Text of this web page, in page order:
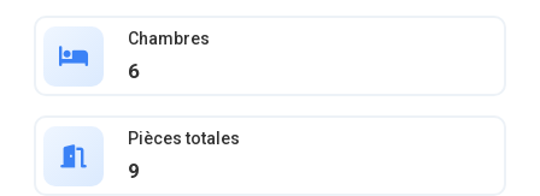
Chambres
6
Pièces totales
9